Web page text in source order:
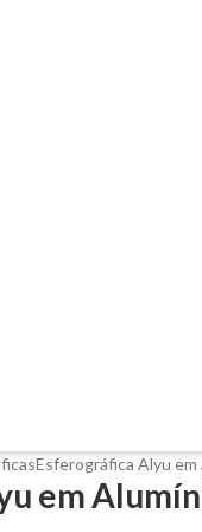
Esferográfica Alyu em
em